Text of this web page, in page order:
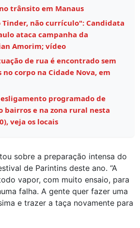
trânsito em Manaus
Tinder, não currículo": Candidata
ataca campanha da
Amorim; vídeo
de rua é encontrado sem
corpo na Cidade Nova, em
programado de
bairros e na zona rural nesta
veja os locais
sobre a preparação intensa do
de Parintins deste ano. “A
vapor, com muito ensaio, para
falha. A gente quer fazer uma
e trazer a taça novamente para